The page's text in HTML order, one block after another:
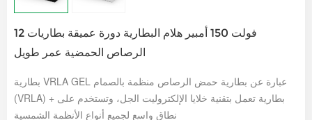
12 فولت 150 أمبير هلام البطارية دورة عميقة بطاريات
الرصاص الحمضية عمر طويل
بطارية VRLA GEL عبارة عن بطارية حمض الرصاص منظمة بالصمام
(VRLA) + بطارية تعمل بتقنية خلايا الإلكتروليت الجل، وتستخدم على
نطاق واسع لجميع أنواع الأنظمة الشمسية